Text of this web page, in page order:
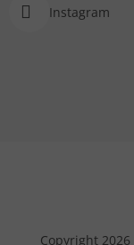
Instagram
Copyright 2026